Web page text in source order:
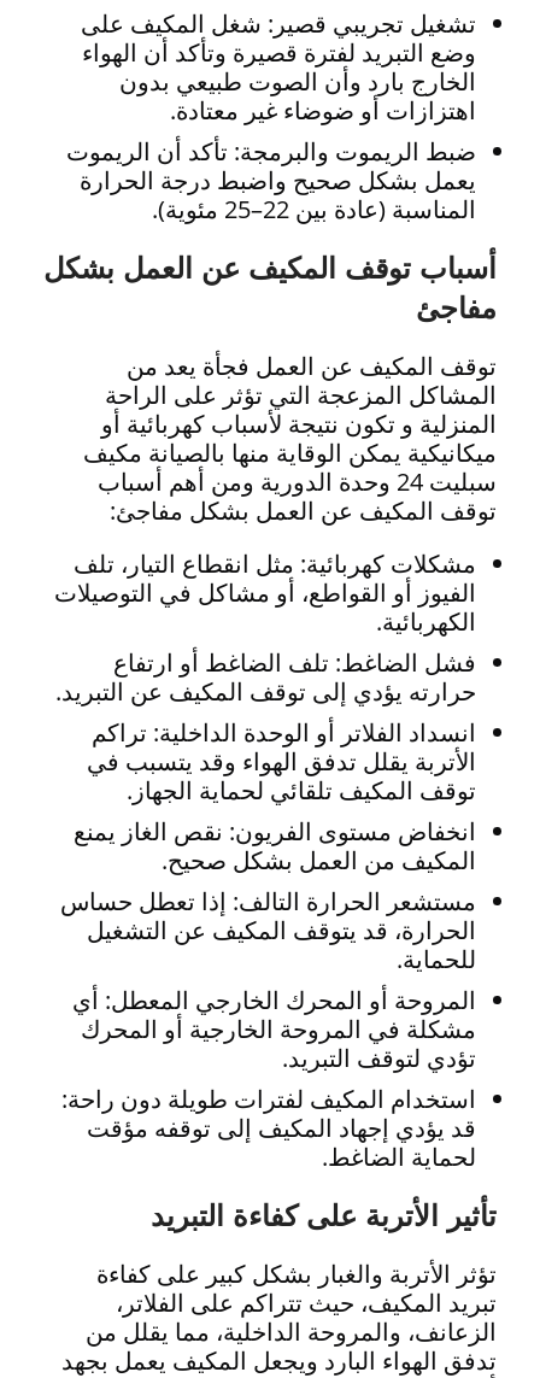
تشغيل تجريبي قصير: شغل المكيف على
وضع التبريد لفترة قصيرة وتأكد أن الهواء
الخارج بارد وأن الصوت طبيعي بدون
اهتزازات أو ضوضاء غير معتادة.
ضبط الريموت والبرمجة: تأكد أن الريموت
يعمل بشكل صحيح واضبط درجة الحرارة
المناسبة (عادة بين 22–25 مئوية).
أسباب توقف المكيف عن العمل بشكل
مفاجئ
توقف المكيف عن العمل فجأة يعد من
المشاكل المزعجة التي تؤثر على الراحة
المنزلية و تكون نتيجة لأسباب كهربائية أو
ميكانيكية يمكن الوقاية منها بالصيانة مكيف
سبليت 24 وحدة الدورية ومن أهم أسباب
توقف المكيف عن العمل بشكل مفاجئ:
مشكلات كهربائية: مثل انقطاع التيار، تلف
الفيوز أو القواطع، أو مشاكل في التوصيلات
الكهربائية.
فشل الضاغط: تلف الضاغط أو ارتفاع
حرارته يؤدي إلى توقف المكيف عن التبريد.
انسداد الفلاتر أو الوحدة الداخلية: تراكم
الأتربة يقلل تدفق الهواء وقد يتسبب في
توقف المكيف تلقائي لحماية الجهاز.
انخفاض مستوى الفريون: نقص الغاز يمنع
المكيف من العمل بشكل صحيح.
مستشعر الحرارة التالف: إذا تعطل حساس
الحرارة، قد يتوقف المكيف عن التشغيل
للحماية.
المروحة أو المحرك الخارجي المعطل: أي
مشكلة في المروحة الخارجية أو المحرك
تؤدي لتوقف التبريد.
استخدام المكيف لفترات طويلة دون راحة:
قد يؤدي إجهاد المكيف إلى توقفه مؤقت
لحماية الضاغط.
تأثير الأتربة على كفاءة التبريد
تؤثر الأتربة والغبار بشكل كبير على كفاءة
تبريد المكيف، حيث تتراكم على الفلاتر،
الزعانف، والمروحة الداخلية، مما يقلل من
تدفق الهواء البارد ويجعل المكيف يعمل بجهد